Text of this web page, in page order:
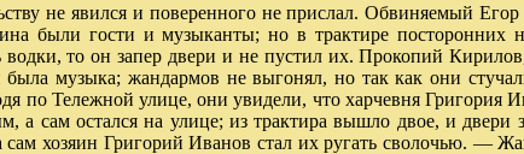
не явился и поверенного не прислал. Обвиняемый
были гости и музыканты; но в трактире
то он запер двери и не пустил их. Прокопий
была музыка; жандармов не выгонял, но так как они
по Тележной улице, они увидели, что харчевня Григория
а сам остался на улице; из трактира вышло двое, и
хозяин Григорий Иванов стал их ругать сволочью. —